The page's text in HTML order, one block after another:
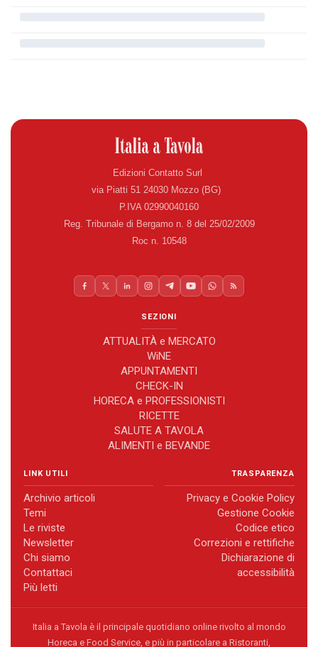
Edizioni Contatto Surl
via Piatti 51 24030 Mozzo (BG)
P.IVA 02990040160
Reg. Tribunale di Bergamo n. 8 del 25/02/2009
Roc n. 10548
SEZIONI
ATTUALITÀ e MERCATO
WiNE
APPUNTAMENTI
CHECK-IN
HORECA e PROFESSIONISTI
RICETTE
SALUTE A TAVOLA
ALIMENTI e BEVANDE
LINK UTILI
Archivio articoli
Temi
Le riviste
Newsletter
Chi siamo
Contattaci
Più letti
TRASPARENZA
Privacy e Cookie Policy
Gestione Cookie
Codice etico
Correzioni e rettifiche
Dichiarazione di
accessibilità
Italia a Tavola è il principale quotidiano online rivolto al mondo
Horeca e Food Service, e più in particolare a Ristoranti,